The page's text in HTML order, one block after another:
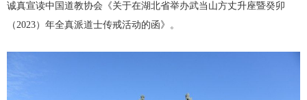
诚真宣读中国道教协会《关于在湖北省举办武当山方丈升座暨癸卯
（2023）年全真派道士传戒活动的函》。